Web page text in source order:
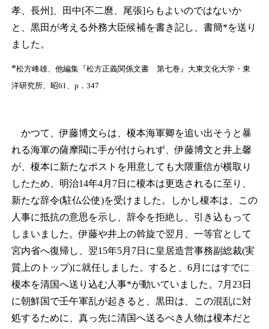
孝、長州]、田中[不二麿、尾張]らもよいのではないか
と、黒田が考える外務大臣候補を書き記し、書簡*を送り
ました。
*松方峰雄、他編集『松方正義関係文書 第七巻』大東文化大学・東
洋研究所、昭61、p．347
かつて、伊藤博文らは、榎本海軍卿を追い出そうと暴
れる海軍の薩摩閥に手が付けられず、伊藤博文と井上馨
が、榎本に新たなポストを用意しても大隈重信が横取り
したため、明治14年4月7日に榎本は更迭されるに至り、
新たな辞令(駐仏公使)を受けました。しかし榎本は、この
人事に抵抗の意思を示し、辞令を拒絶し、引き込もって
しまいました。伊藤や井上の斡旋で翌月、一等官として
宮内省へ復帰し、翌15年5月7日に皇居造営事務副総裁(実
質上のトップ)に就任しました。すると、6月にはすでに
榎本を清国へ送り込む人事*が動いていました。7月23日
に朝鮮国で壬午軍乱が起きると、黒田は、この混乱に対
処するために、真っ先に清国へ送るべき人物は榎本だと